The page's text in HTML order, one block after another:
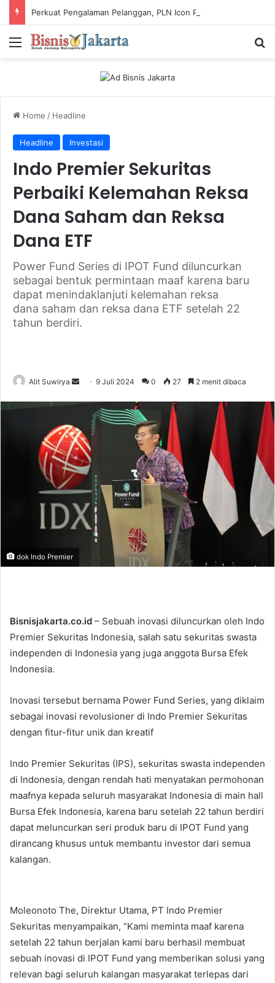
Menu
Home / Headline
Headline Investasi
Indo Premier Sekuritas
Perbaiki Kelemahan Reksa
Dana Saham dan Reksa
Dana ETF
Power Fund Series di IPOT Fund diluncurkan
sebagai bentuk permintaan maaf karena baru
dapat menindaklanjuti kelemahan reksa
dana saham dan reksa dana ETF setelah 22
tahun berdiri.
Alit Suwirya
a
n
e
m
i
9 Juli 2024 0 27 2 menit dibaca
dok Indo Premier
Bisnisjakarta.co.id – Sebuah inovasi diluncurkan oleh Indo
Premier Sekuritas Indonesia, salah satu sekuritas swasta
independen di Indonesia yang juga anggota Bursa Efek
Indonesia.
Inovasi tersebut bernama Power Fund Series, yang diklaim
sebagai inovasi revolusioner di Indo Premier Sekuritas
dengan fitur-fitur unik dan kreatif
Indo Premier Sekuritas (IPS), sekuritas swasta independen
di Indonesia, dengan rendah hati menyatakan permohonan
maafnya kepada seluruh masyarakat Indonesia di main hall
Bursa Efek Indonesia, karena baru setelah 22 tahun berdiri
dapat meluncurkan seri produk baru di IPOT Fund yang
dirancang khusus untuk membantu investor dari semua
kalangan.
Moleonoto The, Direktur Utama, PT Indo Premier
Sekuritas menyampaikan, “Kami meminta maaf karena
setelah 22 tahun berjalan kami baru berhasil membuat
sebuah inovasi di IPOT Fund yang memberikan solusi yang
relevan bagi seluruh kalangan masyarakat terlepas dari